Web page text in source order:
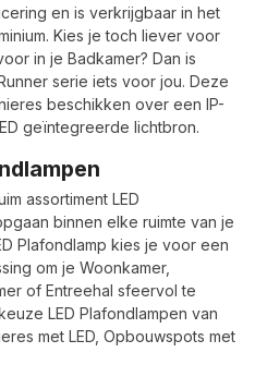
en is verkrijgbaar in het
Kies je toch liever voor
in je Badkamer? Dan is
serie iets voor jou. Deze
beschikken over een IP-
geïntegreerde lichtbron.
assortiment LED
binnen elke ruimte van je
Plafondlamp kies je voor een
om je Woonkamer,
of Entreehal sfeervol te
LED Plafondlampen van
met LED, Opbouwspots met